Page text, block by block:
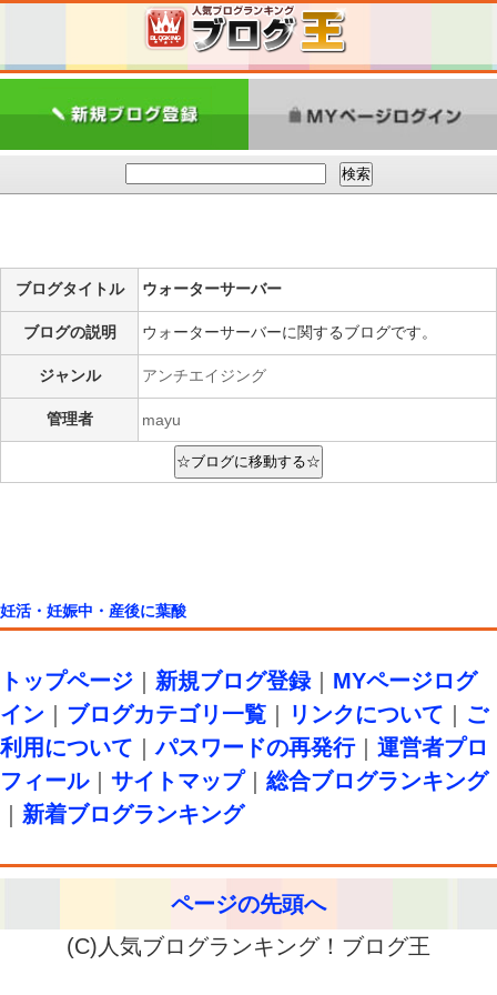
ブログタイトル ウォーターサーバー
ブログの説明 ウォーターサーバーに関するブログです。
ジャンル アンチエイジング
管理者 mayu
妊活・妊娠中・産後に葉酸
トップページ 新規ブログ登録｜ MYページログ
イン
ブログカテゴリ一覧 リンクについて
ご
利用について ｜パスワードの再発行｜ 運営者プロ
フィール｜ サイトマップ｜ 総合ブログランキング
新着ブログランキング
ページの先頭へ
(C)人気ブログランキング！ブログ王